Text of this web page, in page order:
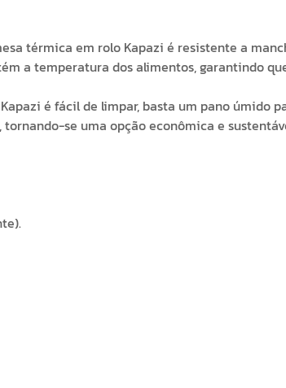
térmica em rolo Kapazi é resistente a
a temperatura dos alimentos, garantindo
é fácil de limpar, basta um pano úmido
se uma opção econômica e